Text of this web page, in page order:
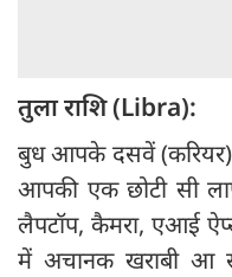
तुला राशि (Libra):
बुध आपके दसवें (करियर)
आपकी एक छोटी सी
लैपटॉप, कैमरा, एआई
में अचानक खराबी आ